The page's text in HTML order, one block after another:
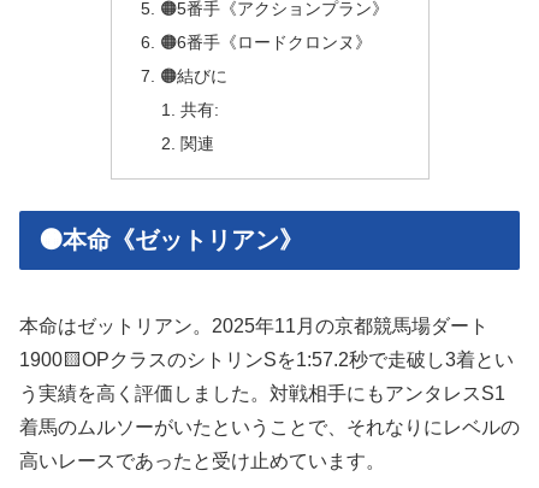
🟠5番手《アクションプラン》
🟠6番手《ロードクロンヌ》
🟠結びに
共有:
関連
🟠本命《ゼットリアン》
本命はゼットリアン。2025年11月の京都競馬場ダート
1900🟨OPクラスのシトリンSを1:57.2秒で走破し3着とい
う実績を高く評価しました。対戦相手にもアンタレスS1
着馬のムルソーがいたということで、それなりにレベルの
高いレースであったと受け止めています。